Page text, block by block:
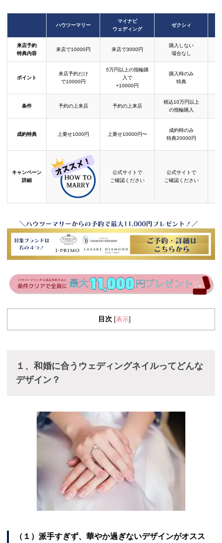
ハウツーマリー
マイナビ
ウェディング
ゼクシィ
来店予約
特典内容
来店で10000円 来店で3000円
購入しない
場合なし
ポイント
来店予約だけ
で10000円
5万円以上の指輪購
入で
+10000円
購入時のみ
特典
条件 予約の上来店 予約の上来店
税込10万円以上
の指輪購入
成約特典 上乗せ1000円 上乗せ10000円〜
成約時のみ
特典20000円
キャンペーン
詳細
公式サイトで
ご確認ください
公式サイトで
ご確認ください
目次 表示
１、和婚に合うウェディングネイルってどんな
デザイン？
（１）派手すぎず、華やか過ぎないデザインがオスス